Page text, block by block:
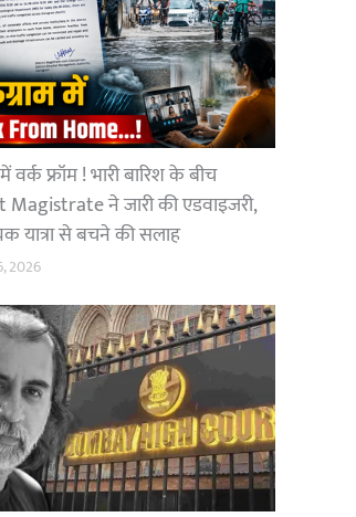
वर्क फ्रॉम ! भारी बारिश के बीच
ने जारी की एडवाइजरी,
यात्रा से बचने की सलाह
2026